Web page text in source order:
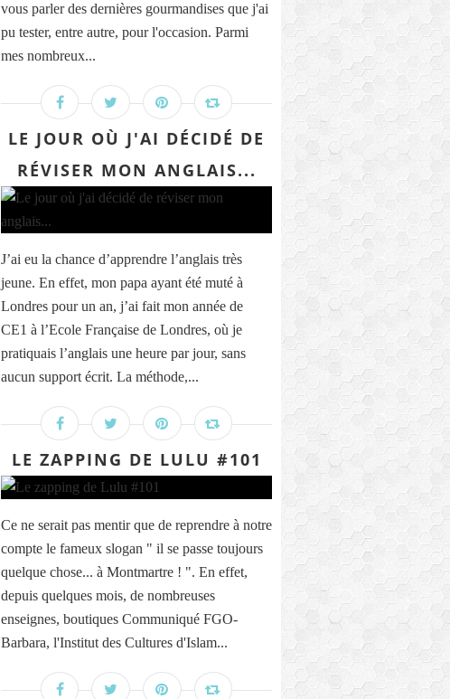
vous parler des dernières gourmandises que j'ai
pu tester, entre autre, pour l'occasion. Parmi
mes nombreux...
LE JOUR OÙ J'AI DÉCIDÉ DE
RÉVISER MON ANGLAIS...
J’ai eu la chance d’apprendre l’anglais très
jeune. En effet, mon papa ayant été muté à
Londres pour un an, j’ai fait mon année de
CE1 à l’Ecole Française de Londres, où je
pratiquais l’anglais une heure par jour, sans
aucun support écrit. La méthode,...
LE ZAPPING DE LULU #101
Ce ne serait pas mentir que de reprendre à notre
compte le fameux slogan " il se passe toujours
quelque chose... à Montmartre ! ". En effet,
depuis quelques mois, de nombreuses
enseignes, boutiques Communiqué FGO-
Barbara, l'Institut des Cultures d'Islam...